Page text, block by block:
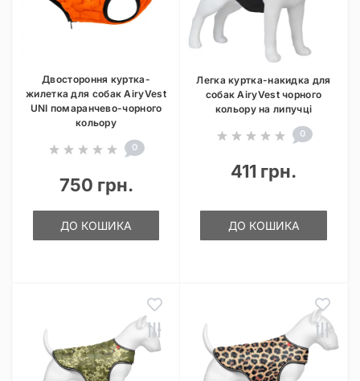
Двостороння куртка-
жилетка для собак AiryVest
UNI помаранчево-чорного
кольору
0
750 грн.
ДО КОШИКА
Легка куртка-накидка для
собак AiryVest чорного
кольору на липучці
0
411 грн.
ДО КОШИКА